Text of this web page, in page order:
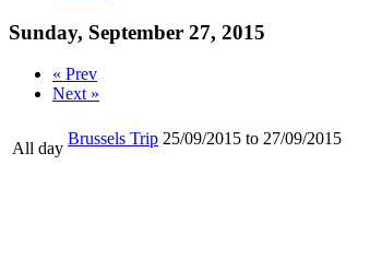
Sunday, September 27, 2015
« Prev
Next »
All day
Brussels Trip 25/09/2015 to 27/09/2015